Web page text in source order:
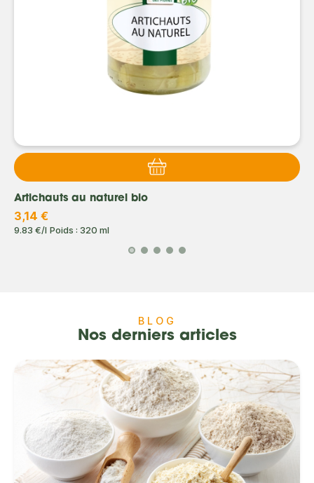
Artichauts au naturel bio
3,14 €
9.83 €/l Poids : 320 ml
BLOG
Nos derniers articles